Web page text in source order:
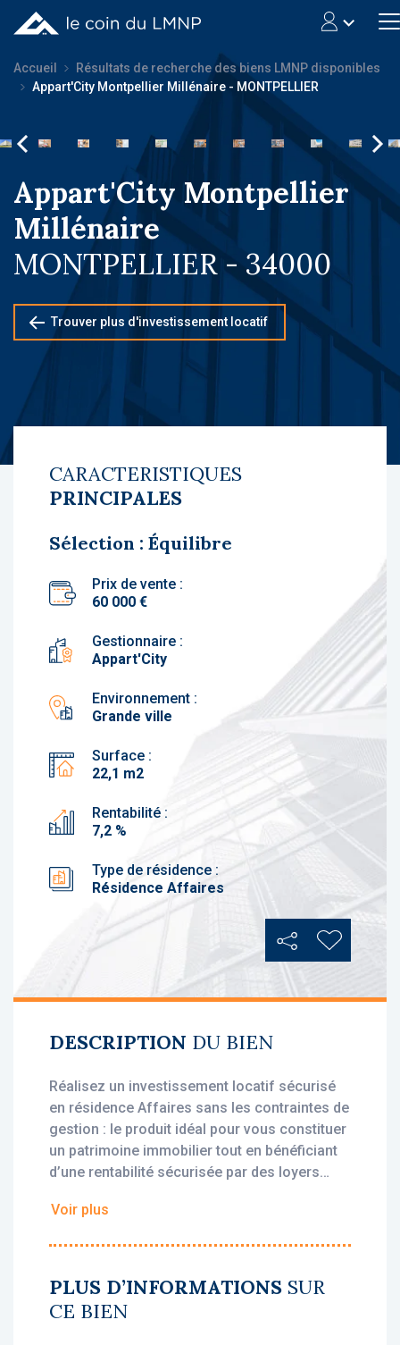
Accueil
Résultats de recherche des biens LMNP disponibles
Appart'City Montpellier Millénaire - MONTPELLIER
Appart'City Montpellier
Millénaire
MONTPELLIER - 34000
Trouver plus d'investissement locatif
CARACTERISTIQUES
PRINCIPALES
Sélection : Équilibre
Prix de vente :
60 000 €
Gestionnaire :
Appart'City
Environnement :
Grande ville
Surface :
22,1 m2
Rentabilité :
7,2 %
Type de résidence :
Résidence Affaires
PartagerAjouter
DESCRIPTION DU BIEN
Réalisez un investissement locatif sécurisé
en résidence Affaires sans les contraintes de
gestion : le produit idéal pour vous constituer
un patrimoine immobilier tout en bénéficiant
d’une rentabilité sécurisée par des loyers
• Gestionnaire : Appart’City
Vous bénéficiez du statut fiscal LMNP
Voir plus
PLUS D’INFORMATIONS SUR
CE BIEN